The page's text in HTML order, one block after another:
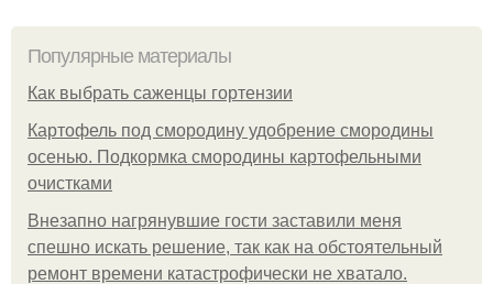
Популярные материалы
Как выбрать саженцы гортензии
Картофель под смородину удобрение смородины
осенью. Подкормка смородины картофельными
очистками
Внезапно нагрянувшие гости заставили меня
спешно искать решение, так как на обстоятельный
ремонт времени катастрофически не хватало.